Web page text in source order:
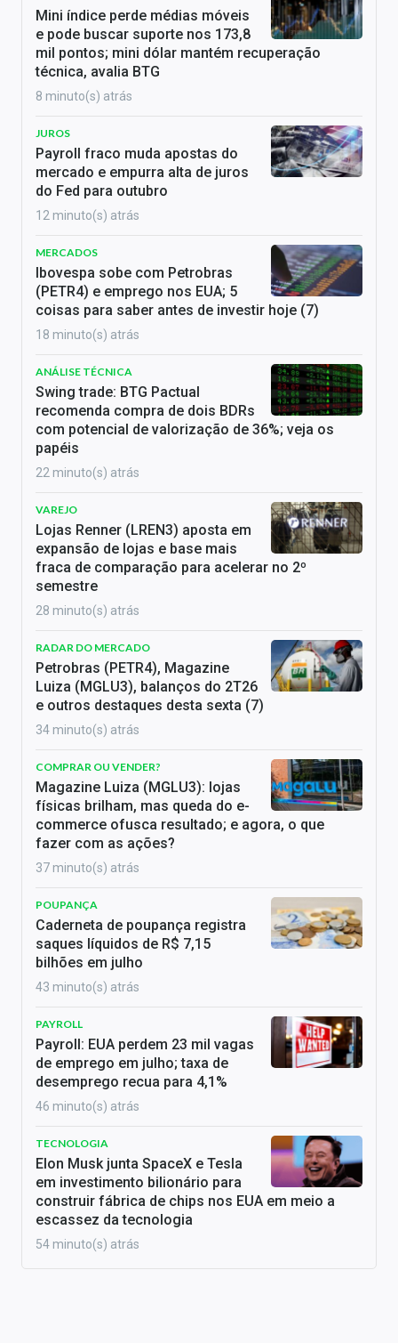
Mini índice perde médias móveis
e pode buscar suporte nos 173,8
mil pontos; mini dólar mantém recuperação
técnica, avalia BTG
8 minuto(s) atrás
JUROS
Payroll fraco muda apostas do
mercado e empurra alta de juros
do Fed para outubro
12 minuto(s) atrás
MERCADOS
Ibovespa sobe com Petrobras
(PETR4) e emprego nos EUA; 5
coisas para saber antes de investir hoje (7)
18 minuto(s) atrás
ANÁLISE TÉCNICA
Swing trade: BTG Pactual
recomenda compra de dois BDRs
com potencial de valorização de 36%; veja os
papéis
22 minuto(s) atrás
VAREJO
Lojas Renner (LREN3) aposta em
expansão de lojas e base mais
fraca de comparação para acelerar no 2º
semestre
28 minuto(s) atrás
RADAR DO MERCADO
Petrobras (PETR4), Magazine
Luiza (MGLU3), balanços do 2T26
e outros destaques desta sexta (7)
34 minuto(s) atrás
COMPRAR OU VENDER?
Magazine Luiza (MGLU3): lojas
físicas brilham, mas queda do e-
commerce ofusca resultado; e agora, o que
fazer com as ações?
37 minuto(s) atrás
POUPANÇA
Caderneta de poupança registra
saques líquidos de R$ 7,15
bilhões em julho
43 minuto(s) atrás
PAYROLL
Payroll: EUA perdem 23 mil vagas
de emprego em julho; taxa de
desemprego recua para 4,1%
46 minuto(s) atrás
TECNOLOGIA
Elon Musk junta SpaceX e Tesla
em investimento bilionário para
construir fábrica de chips nos EUA em meio a
escassez da tecnologia
54 minuto(s) atrás